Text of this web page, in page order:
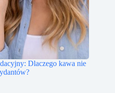
Dlaczego kawa nie